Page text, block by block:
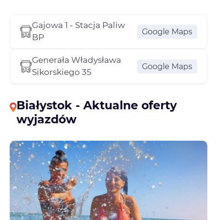
Gajowa 1 - Stacja Paliw
BP
Google Maps
Generała Władysława
Sikorskiego 35
Google Maps
Białystok - Aktualne oferty
wyjazdów